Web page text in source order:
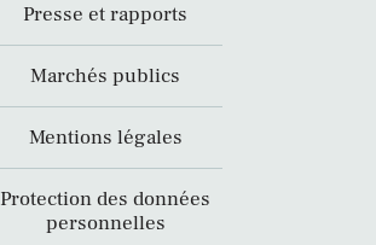
Presse et rapports
Marchés publics
Mentions légales
Protection des données
personnelles